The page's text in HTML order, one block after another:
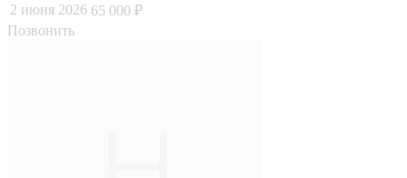
2 июня 2026 65 000 ₽
Позвонить